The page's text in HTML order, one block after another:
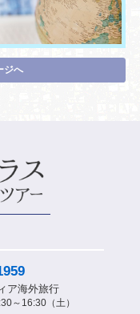
ジへ
ア海外旅行
～16:30（土）